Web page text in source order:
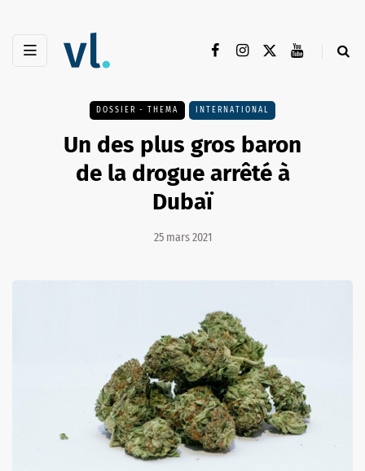
DOSSIER - THEMA INTERNATIONAL
Un des plus gros baron
de la drogue arrêté à
Dubaï
25 mars 2021